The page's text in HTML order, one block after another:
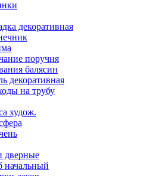
декоративная
поручня
балясин
декоративная
на трубу
худож.
дверные
начальный